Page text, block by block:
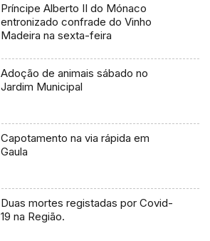
Príncipe Alberto II do Mónaco
entronizado confrade do Vinho
Madeira na sexta-feira
Adoção de animais sábado no
Jardim Municipal
Capotamento na via rápida em
Gaula
Duas mortes registadas por Covid-
19 na Região.